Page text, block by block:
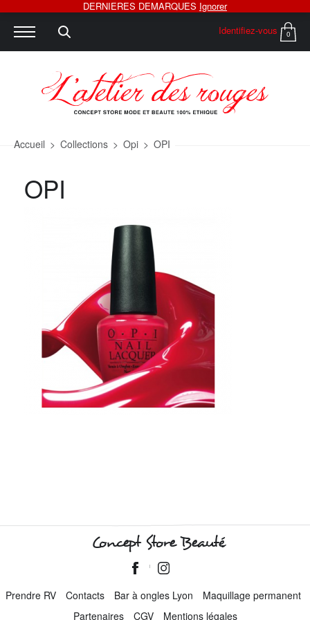
Identifiez-vous 0
Accueil > Collections > Opi > OPI
OPI
Concept Store Beauté
Prendre RV Contacts Bar à ongles Lyon
Maquillage permanent
Partenaires
CGV Mentions légales
DERNIERES DEMARQUES Ignorer